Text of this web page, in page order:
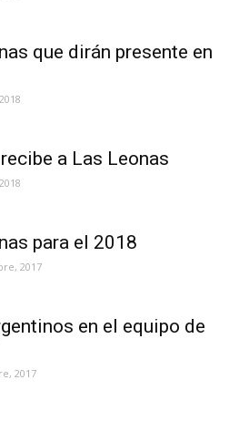
que dirán presente en
a Las Leonas
para el 2018
2017
en el equipo de
2017